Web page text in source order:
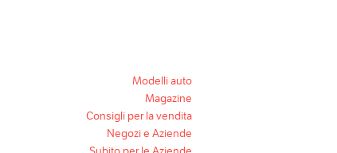
Modelli auto
Magazine
Consigli per la vendita
Negozi e Aziende